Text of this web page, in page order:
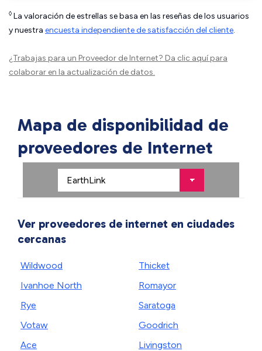
◊ La valoración de estrellas se basa en las reseñas de los usuarios
y nuestra encuesta independiente de satisfacción del cliente.
¿Trabajas para un Proveedor de Internet? Da clic aquípara
colaborar en la actualización de datos.
Mapa de disponibilidad de
proveedores de Internet
Ver proveedores de internet en ciudades
cercanas
Wildwood
Ivanhoe North
Rye
Votaw
Ace
Thicket
Romayor
Saratoga
Goodrich
Livingston